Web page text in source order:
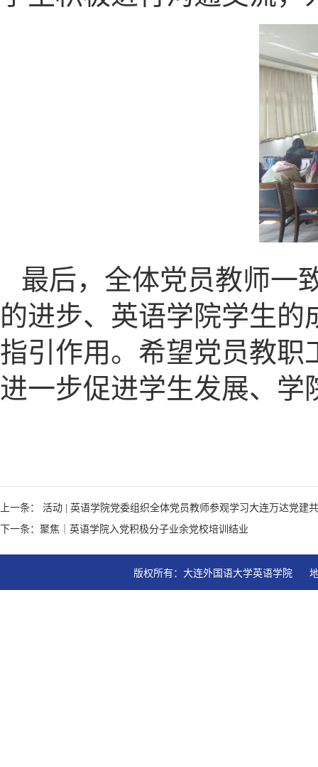
最后，全体党员教师一
的进步、英语学院学生
指引作用。希望党员教职
进一步促进学生发展、学
上一条： 活动 | 英语学院党委组织全体党员教师参观学习大连万达党建
下一条：聚焦｜英语学院入党积极分子业余党校培训结业
版权所有：大连外国语大学英语学院